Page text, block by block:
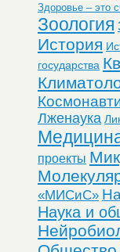
Здоровье – это
Зоология
История
государства
Лженаука
проекты
«МИСиС»
Наука и